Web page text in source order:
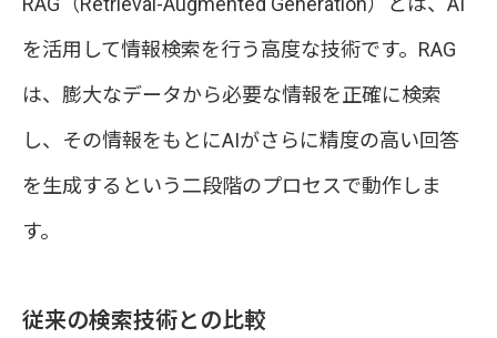
を活用して情報検索を行う高度な技術です。RAG
は、膨大なデータから必要な情報を正確に検索
し、その情報をもとにAIがさらに精度の高い回答
を生成するという二段階のプロセスで動作しま
す。
従来の検索技術との比較